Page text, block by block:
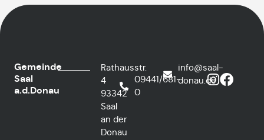
Gemeinde
Saal
a.d.Donau
Rathausstr.
4
93342
Saal
an der
Donau
09441/681-
0
info@saal-
donau.de